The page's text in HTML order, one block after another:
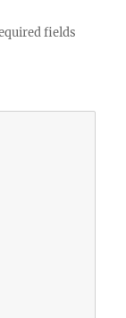
fields